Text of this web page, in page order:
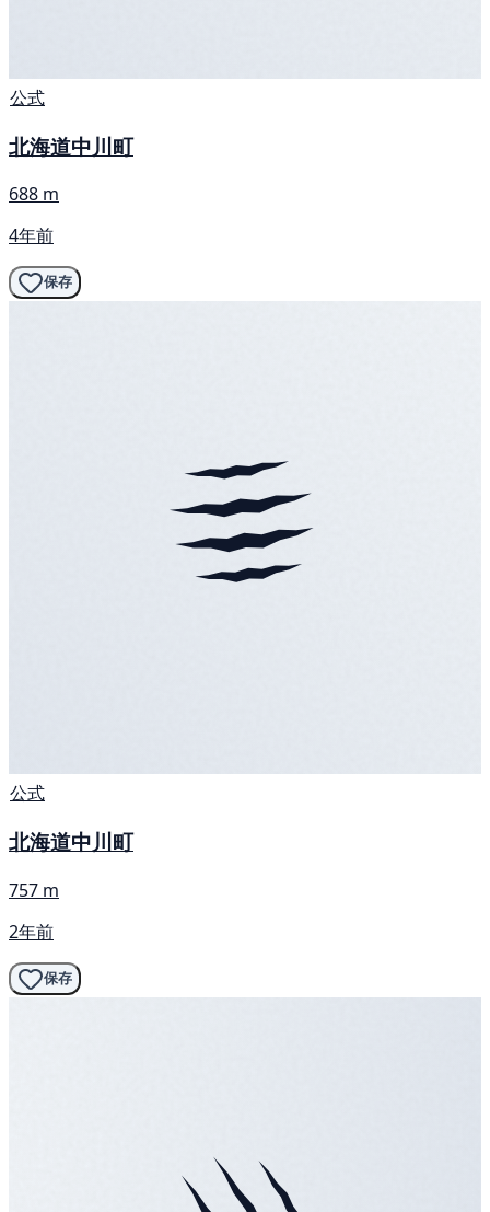
公式
北海道中川町
688 m
4年前
保存
公式
北海道中川町
757 m
2年前
保存